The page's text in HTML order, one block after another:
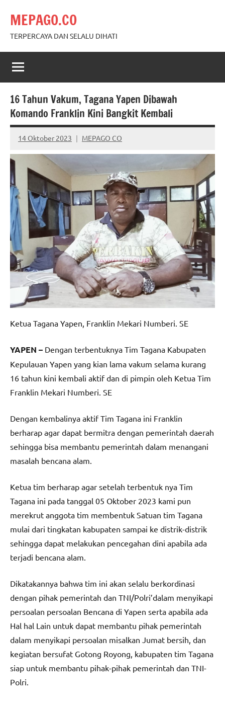
content
MEPAGO.CO
TERPERCAYA DAN SELALU DIHATI
16 Tahun Vakum, Tagana Yapen Dibawah
Komando Franklin Kini Bangkit Kembali
14 Oktober 2023 MEPAGO CO
No
comments
Ketua Tagana Yapen, Franklin Mekari Numberi. SE
YAPEN – Dengan terbentuknya Tim Tagana Kabupaten
Kepulauan Yapen yang kian lama vakum selama kurang
16 tahun kini kembali aktif dan di pimpin oleh Ketua Tim
Franklin Mekari Numberi. SE
Dengan kembalinya aktif Tim Tagana ini Franklin
berharap agar dapat bermitra dengan pemerintah daerah
sehingga bisa membantu pemerintah dalam menangani
masalah bencana alam.
Ketua tim berharap agar setelah terbentuk nya Tim
Tagana ini pada tanggal 05 Oktober 2023 kami pun
merekrut anggota tim membentuk Satuan tim Tagana
mulai dari tingkatan kabupaten sampai ke distrik-distrik
sehingga dapat melakukan pencegahan dini apabila ada
terjadi bencana alam.
Dikatakannya bahwa tim ini akan selalu berkordinasi
dengan pihak pemerintah dan TNI/Polri’dalam menyikapi
persoalan persoalan Bencana di Yapen serta apabila ada
Hal hal Lain untuk dapat membantu pihak pemerintah
dalam menyikapi persoalan misalkan Jumat bersih, dan
kegiatan bersufat Gotong Royong, kabupaten tim Tagana
siap untuk membantu pihak-pihak pemerintah dan TNI-
Polri.